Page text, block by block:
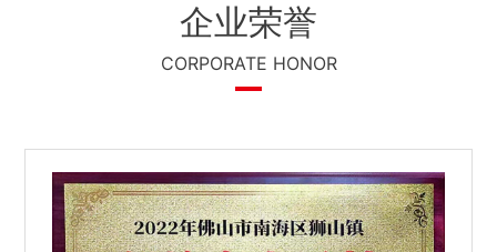
企业荣誉
CORPORATE HONOR